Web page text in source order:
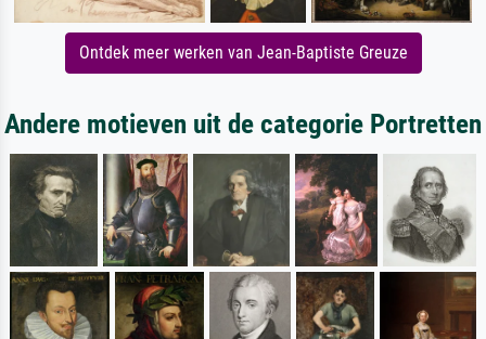
Ontdek meer werken van Jean-Baptiste Greuze
Andere motieven uit de categorie Portretten